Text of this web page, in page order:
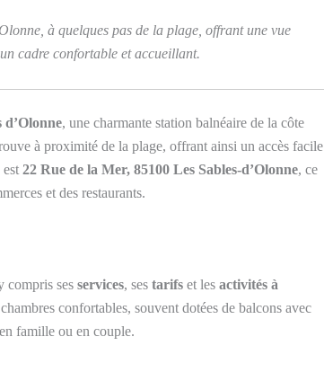
à quelques pas de la plage, offrant une vue
cadre confortable et accueillant.
d’Olonne, une charmante station balnéaire de la côte
à proximité de la plage, offrant ainsi un accès facile
22 Rue de la Mer, 85100 Les Sables-d’Olonne, ce
et des restaurants.
compris ses services, ses tarifs et les activités à
confortables, souvent dotées de balcons avec
famille ou en couple.